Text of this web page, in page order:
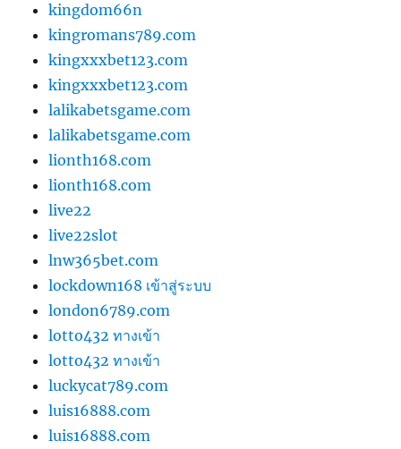
kingdom66n
kingromans789.com
kingxxxbet123.com
kingxxxbet123.com
lalikabetsgame.com
lalikabetsgame.com
lionth168.com
lionth168.com
live22
live22slot
lnw365bet.com
lockdown168 เข้าสู่ระบบ
london6789.com
lotto432 ทางเข้า
lotto432 ทางเข้า
luckycat789.com
luis16888.com
luis16888.com